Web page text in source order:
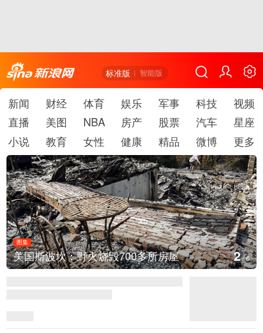
标准版 智能版
新闻 财经 体育 娱乐 军事 科技
视频
直播
美图 NBA 房产 股票 汽车
星座
小说
教育 女性 健康 精品 微博 更多
图集
美国斯波坎：野火烧毁700多所房屋 2/6